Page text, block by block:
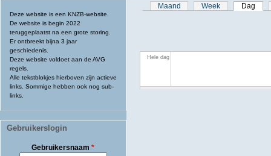
Deze website is een KNZB-website.
De website is begin 2022
teruggeplaatst na een grote storing.
Er ontbreekt bijna 3 jaar
geschiedenis.
Deze website voldoet aan de AVG
regels.
Alle tekstblokjes hierboven zijn actieve
links. Sommige hebben ook nog sub-
links.
Gebruikerslogin
Gebruikersnaam*
Primaire tabs
Maand Week Dag
Hele dag